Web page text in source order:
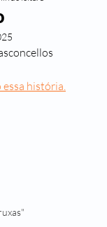
história.